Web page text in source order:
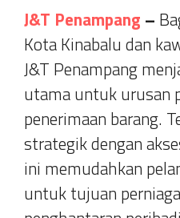
J&T Penampang –
Kota Kinabalu dan
J&T Penampang
utama untuk urusan
penerimaan barang.
strategik dengan
ini memudahkan
untuk tujuan